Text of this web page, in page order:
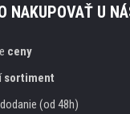
NAKUPOVAŤ U
ceny
sortiment
dodanie (od 48h)